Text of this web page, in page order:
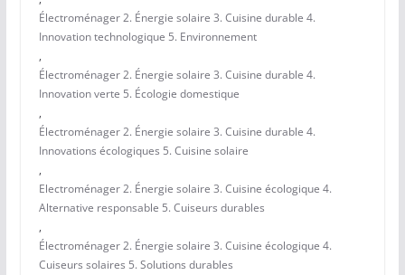
Électroménager 2. Énergie solaire 3. Cuisine durable 4.
Innovation technologique 5. Environnement
,
Électroménager 2. Énergie solaire 3. Cuisine durable 4.
Innovation verte 5. Écologie domestique
,
Électroménager 2. Énergie solaire 3. Cuisine durable 4.
Innovations écologiques 5. Cuisine solaire
,
Electroménager 2. Énergie solaire 3. Cuisine écologique 4.
Alternative responsable 5. Cuiseurs durables
,
Électroménager 2. Énergie solaire 3. Cuisine écologique 4.
Cuiseurs solaires 5. Solutions durables